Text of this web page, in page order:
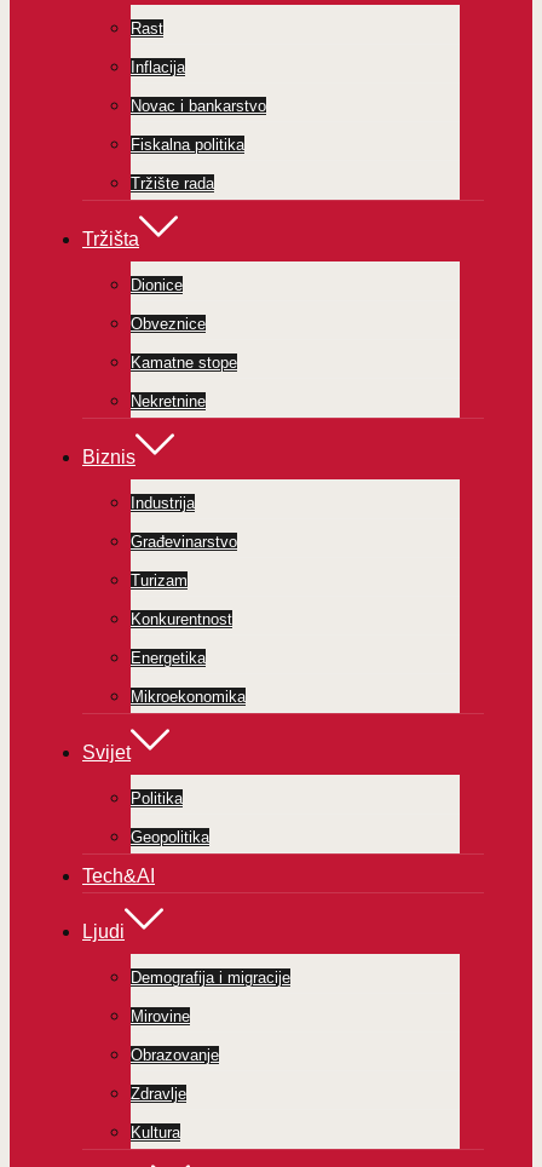
Rast
Inflacija
Novac i bankarstvo
Fiskalna politika
Tržište rada
Tržišta
Dionice
Obveznice
Kamatne stope
Nekretnine
Biznis
Industrija
Građevinarstvo
Turizam
Konkurentnost
Energetika
Mikroekonomika
Svijet
Politika
Geopolitika
Tech&AI
Ljudi
Demografija i migracije
Mirovine
Obrazovanje
Zdravlje
Kultura